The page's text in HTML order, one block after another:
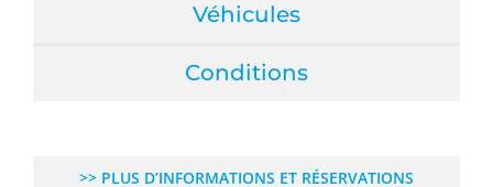
Véhicules
Conditions
>> PLUS D’INFORMATIONS ET RÉSERVATIONS